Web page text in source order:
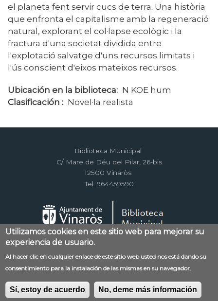
el planeta fent servir cucs de terra. Una història
que enfronta el capitalisme amb la regeneració
natural, explorant el col·lapse ecològic i la
fractura d'una societat dividida entre
l'explotació salvatge d'uns recursos limitats i
l'ús conscient d'eixos mateixos recursos.
Ubicación en la biblioteca
N KOE hum
Clasificación
Novel·la realista
Biblioteca Municipal
C/ Mare de Déu del Pilar, 26-bis
12500 Vinaròs
Tel. 964459590
Menú
al
pie
Contacto Aviso legal
Mapa web
Política de privacidad
RSS
Utilizamos cookies en este sitio web para mejorar su
experiencia de usuario.
Al hacer clic en cualquier enlace de este sitio web usted nos está dando su
consentimiento para la instalación de las mismas en su navegador.
Sí, estoy de acuerdo No, deme más información